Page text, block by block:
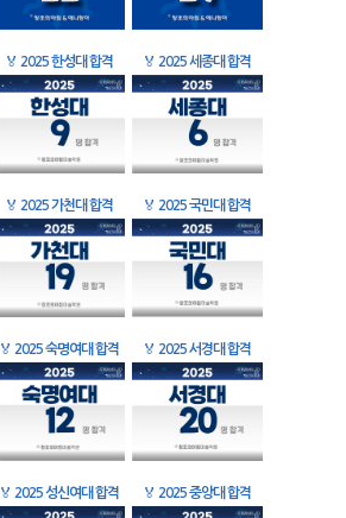
🏅 2025 한성대 합격 🏅 2025 세종대 합격
🏅 2025 가천대 합격 🏅 2025 국민대 합격
🏅 2025 숙명여대 합격 🏅 2025 서경대 합격
🏅 2025 성신여대 합격 🏅 2025 중앙대 합격